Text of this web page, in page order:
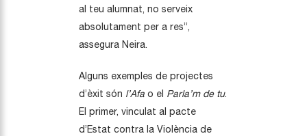
al teu alumnat, no serveix
absolutament per a res”,
assegura Neira.
Alguns exemples de projectes
d’èxit són l’Afa o el Parla’m de tu.
El primer, vinculat al pacte
d’Estat contra la Violència de